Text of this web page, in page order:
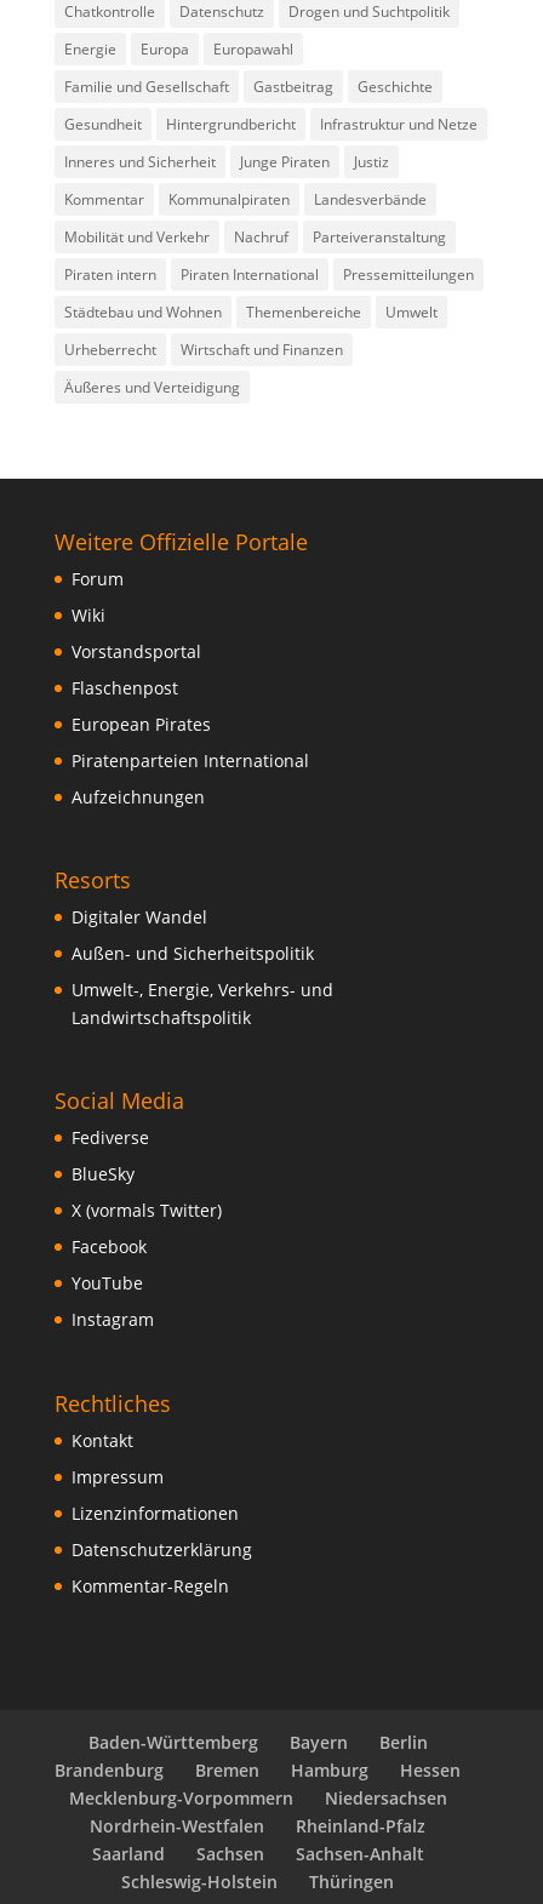
Chatkontrolle
Datenschutz
Drogen und Suchtpolitik
Energie
Europa
Europawahl
Familie und Gesellschaft
Gastbeitrag
Geschichte
Gesundheit
Hintergrundbericht
Infrastruktur und Netze
Inneres und Sicherheit
Junge Piraten
Justiz
Kommentar
Kommunalpiraten
Landesverbände
Mobilität und Verkehr
Nachruf
Parteiveranstaltung
Piraten intern
Piraten International
Pressemitteilungen
Städtebau und Wohnen
Themenbereiche
Umwelt
Urheberrecht
Wirtschaft und Finanzen
Äußeres und Verteidigung
Weitere Offizielle Portale
Forum
Wiki
Vorstandsportal
Flaschenpost
European Pirates
Piratenparteien International
Aufzeichnungen
Resorts
Digitaler Wandel
Außen- und Sicherheitspolitik
Umwelt-, Energie, Verkehrs- und
Landwirtschaftspolitik
Social Media
Fediverse
BlueSky
X (vormals Twitter)
Facebook
YouTube
Instagram
Rechtliches
Kontakt
Impressum
Lizenzinformationen
Datenschutzerklärung
Kommentar-Regeln
Baden-Württemberg Bayern
Berlin
Brandenburg
Bremen Hamburg
Hessen
Mecklenburg-Vorpommern
Niedersachsen
Nordrhein-Westfalen
Rheinland-Pfalz
Saarland
Sachsen
Sachsen-Anhalt
Schleswig-Holstein
Thüringen